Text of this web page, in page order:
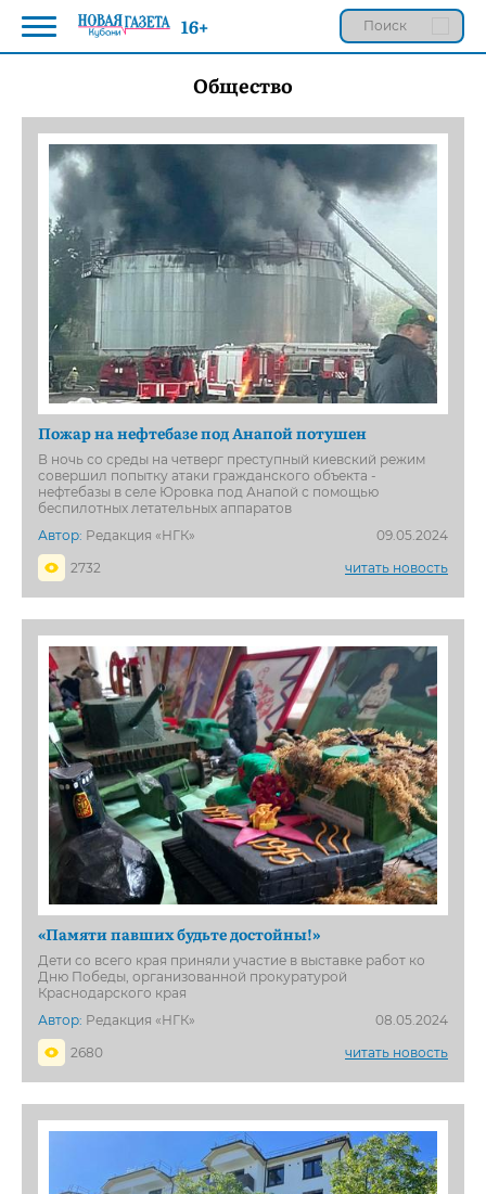
Общество
Пожар на нефтебазе под Анапой потушен
В ночь со среды на четверг преступный киевский режим
совершил попытку атаки гражданского объекта -
нефтебазы в селе Юровка под Анапой с помощью
беспилотных летательных аппаратов
Автор: Редакция «НГК»
09.05.2024
2732
читать новость
«Памяти павших будьте достойны!»
Дети со всего края приняли участие в выставке работ ко
Дню Победы, организованной прокуратурой
Краснодарского края
Автор: Редакция «НГК»
08.05.2024
2680
читать новость
16+